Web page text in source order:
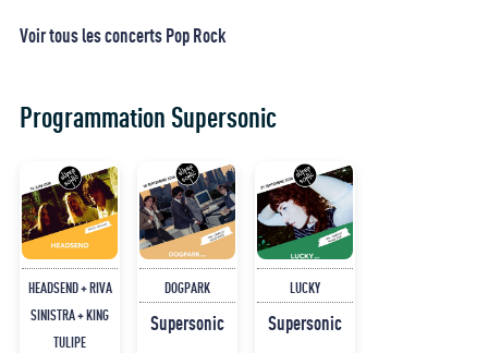
Voir tous les concerts Pop Rock
Programmation Supersonic
HEADSEND + RIVA
SINISTRA + KING
TULIPE
DOGPARK
Supersonic
LUCKY
Supersonic